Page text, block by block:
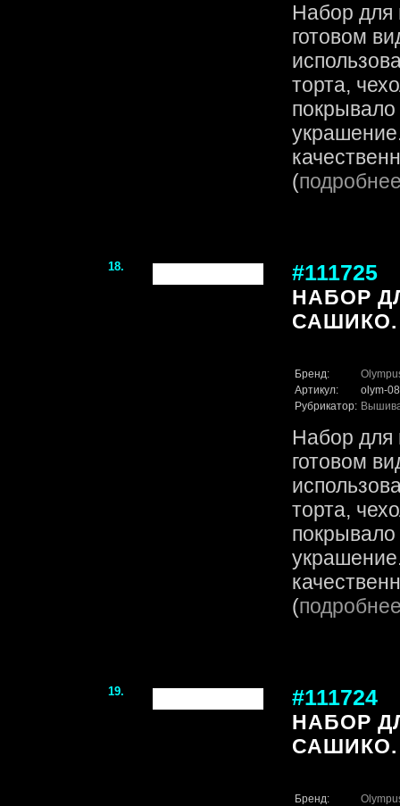
Набор
готовом
торта,
(
18. #111725
НАБОР
САШИКО.
Бренд:
Артикул:
olym-08
Рубрикатор:
Набор
готовом
торта,
(
19. #111724
НАБОР
САШИКО.
Бренд: